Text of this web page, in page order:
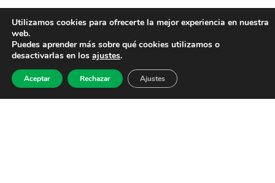
Utilizamos cookies para ofrecerte la mejor experiencia en nuestra
web.
Puedes aprender más sobre qué cookies utilizamos o
desactivarlas en los ajustes.
Aceptar Rechazar Ajustes